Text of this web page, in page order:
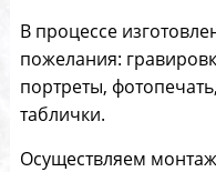
В процессе
пожелания:
портреты,
таблички.
Осуществляем